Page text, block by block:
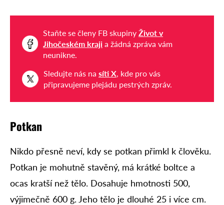
Staňte se členy FB skupiny Život v
Jihočeském kraji a žádná zpráva vám
neunikne.
Sledujte nás na síti X, kde pro vás
připravujeme plejádu pestrých zpráv.
Potkan
Nikdo přesně neví, kdy se potkan přimkl k člověku.
Potkan je mohutně stavěný, má krátké boltce a
ocas kratší než tělo. Dosahuje hmotnosti 500,
výjimečně 600 g. Jeho tělo je dlouhé 25 i více cm.